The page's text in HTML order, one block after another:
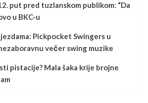
put pred tuzlanskom publikom: “Da
u BKC-u
Pickpocket Swingers u
večer swing muzike
pistacije? Mala šaka krije brojne